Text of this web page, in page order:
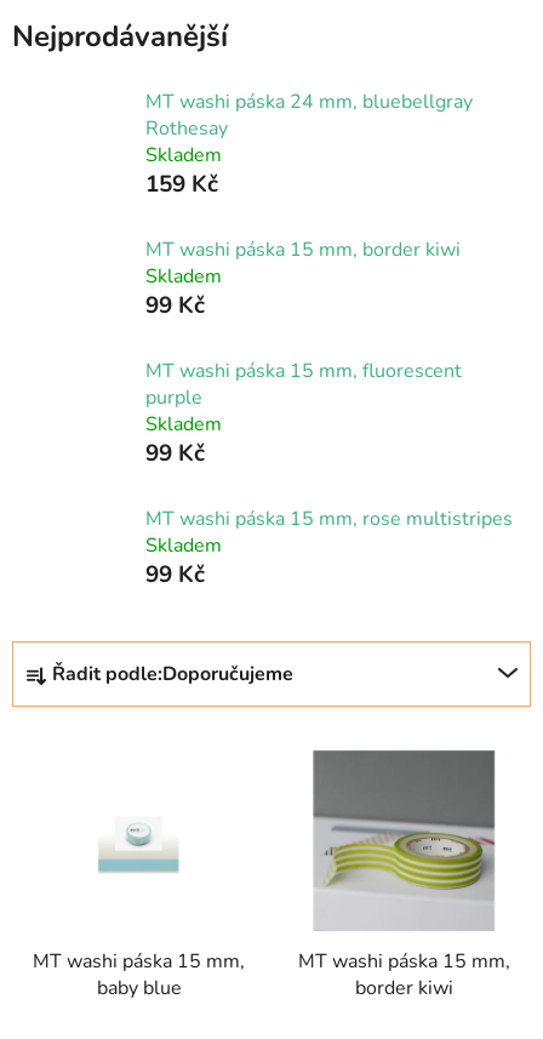
Nejprodávanější
MT washi páska 24 mm, bluebellgray
Rothesay
Skladem
159 Kč
MT washi páska 15 mm, border kiwi
Skladem
99 Kč
MT washi páska 15 mm, fluorescent
purple
Skladem
99 Kč
MT washi páska 15 mm, rose multistripes
Skladem
99 Kč
Ř
z
Řadit podle:Doporučujeme
MT washi páska 15 mm,
baby blue
MT washi páska 15 mm,
border kiwi